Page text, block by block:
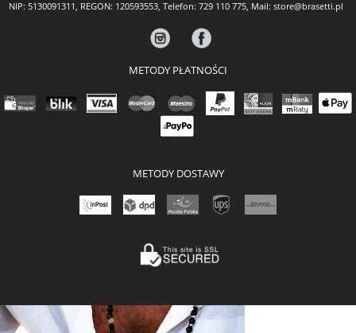
NIP: 5130091311, REGON: 120593553, Telefon: 729 110 775, Mail: store@brasetti.pl
METODY PŁATNOŚCI
METODY DOSTAWY